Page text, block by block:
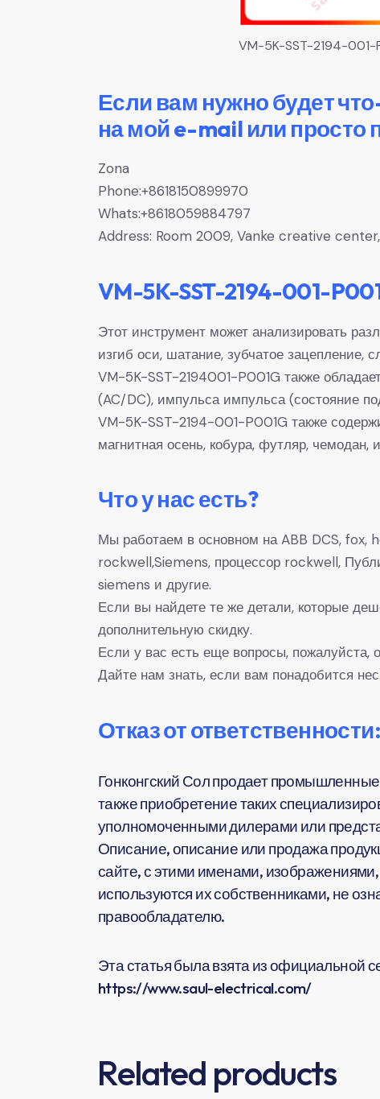
VM-5K-SST-2194-001-
Если вам нужно будет
на мой e-mail или просто
Zona
Phone:+8618150899970
Whats:+8618059884797
Address: Room 2009, Vanke creative
VM-5K-SST-2194-001-
Этот инструмент может анализировать
изгиб оси, шатание, зубчатое
VM-5K-SST-2194001-P001G также
(AC/DC), импульса импульса (состояние
VM-5K-SST-2194-001-P001G также
магнитная осень, кобура, футляр, чемодан,
Что у нас есть?
Мы работаем в основном на ABB DCS, fox,
rockwell,Siemens, процессор rockwell,
siemens и другие.
Если вы найдете те же детали, которые
дополнительную скидку.
Если у вас есть еще вопросы, пожалуйста,
Дайте нам знать, если вам понадобится
Отказ от ответственности:
Гонконгский Сол продает
также приобретение таких
уполномоченными дилерами или
Описание, описание или продажа
сайте, с этими именами,
используются их собственниками, не
правообладателю.
Эта статья была взята из официальной
https://www.saul-electrical.com/
Related products